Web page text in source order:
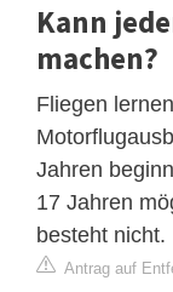
Kann
machen?
Fliegen
Jahren
17 Jahren
besteht nicht.
Antrag auf